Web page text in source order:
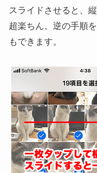
スライドさせると、
超楽ちん。逆の手順
もできます。